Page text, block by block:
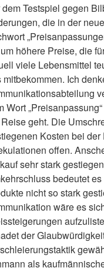
dem Testspiel gegen
die in der
höhere Preise, die
viele Lebensmittel
mitbekommen. Ich
Wort
geht. Die
Kosten bei
offen.
sehr stark
bedeutet
nicht so stark
wäre es
der
als